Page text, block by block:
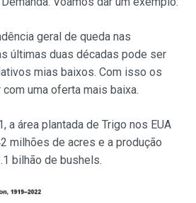
geral de queda nas
últimas duas décadas pode ser
mias baixos. Com isso os
uma oferta mais baixa.
a área plantada de Trigo nos EUA
milhões de acres e a produção
bilhão de bushels.